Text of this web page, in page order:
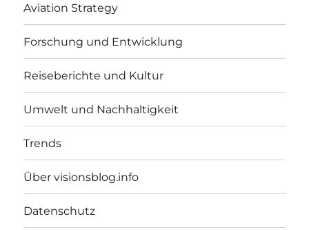
Aviation Strategy
Forschung und Entwicklung
Reiseberichte und Kultur
Umwelt und Nachhaltigkeit
Trends
Über visionsblog.info
Datenschutz